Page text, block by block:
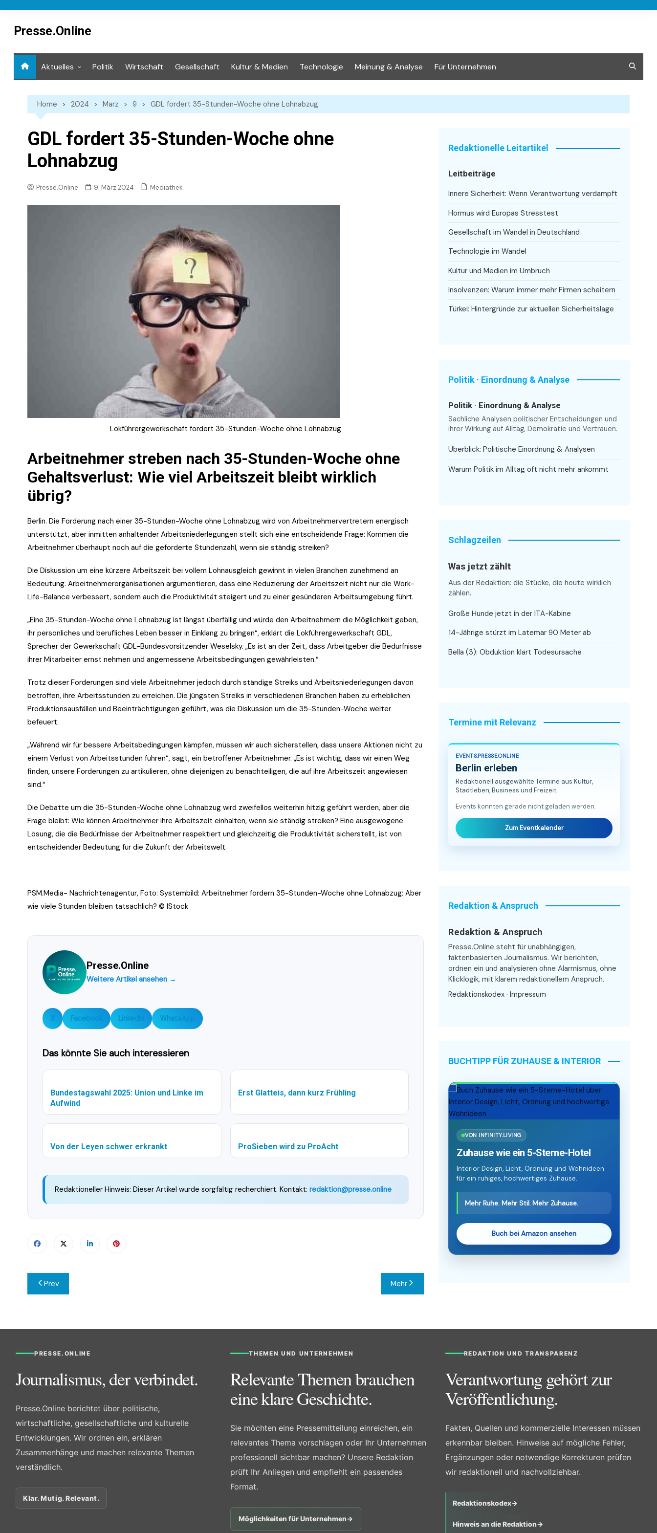
contentPresse.Online
Aktuelles Politik Wirtschaft Gesellschaft Kultur & Medien Technologie Meinung & Analyse Für Unternehmen
Home 2024 März 9 GDL fordert 35-Stunden-Woche ohne Lohnabzug
GDL fordert 35-Stunden-Woche ohne
Lohnabzug
Presse.Online 9. März 2024 Mediathek
Lokführergewerkschaft fordert 35-Stunden-Woche ohne Lohnabzug
Arbeitnehmer streben nach 35-Stunden-Woche ohne
Gehaltsverlust: Wie viel Arbeitszeit bleibt wirklich
übrig?
Berlin. Die Forderung nach einer 35-Stunden-Woche ohne Lohnabzug wird von Arbeitnehmervertretern energisch
unterstützt, aber inmitten anhaltender Arbeitsniederlegungen stellt sich eine entscheidende Frage: Kommen die
Arbeitnehmer überhaupt noch auf die geforderte Stundenzahl, wenn sie ständig streiken?
Die Diskussion um eine kürzere Arbeitszeit bei vollem Lohnausgleich gewinnt in vielen Branchen zunehmend an
Bedeutung. Arbeitnehmerorganisationen argumentieren, dass eine Reduzierung der Arbeitszeit nicht nur die Work-
Life-Balance verbessert, sondern auch die Produktivität steigert und zu einer gesünderen Arbeitsumgebung führt.
„Eine 35-Stunden-Woche ohne Lohnabzug ist längst überfällig und würde den Arbeitnehmern die Möglichkeit geben,
ihr persönliches und berufliches Leben besser in Einklang zu bringen“, erklärt die Lokführergewerkschaft GDL,
Sprecher der Gewerkschaft GDL-Bundesvorsitzender Weselsky. „Es ist an der Zeit, dass Arbeitgeber die Bedürfnisse
ihrer Mitarbeiter ernst nehmen und angemessene Arbeitsbedingungen gewährleisten.“
Trotz dieser Forderungen sind viele Arbeitnehmer jedoch durch ständige Streiks und Arbeitsniederlegungen davon
betroffen, ihre Arbeitsstunden zu erreichen. Die jüngsten Streiks in verschiedenen Branchen haben zu erheblichen
Produktionsausfällen und Beeinträchtigungen geführt, was die Diskussion um die 35-Stunden-Woche weiter
befeuert.
„Während wir für bessere Arbeitsbedingungen kämpfen, müssen wir auch sicherstellen, dass unsere Aktionen nicht zu
einem Verlust von Arbeitsstunden führen“, sagt, ein betroffener Arbeitnehmer. „Es ist wichtig, dass wir einen Weg
finden, unsere Forderungen zu artikulieren, ohne diejenigen zu benachteiligen, die auf ihre Arbeitszeit angewiesen
sind.“
Die Debatte um die 35-Stunden-Woche ohne Lohnabzug wird zweifellos weiterhin hitzig geführt werden, aber die
Frage bleibt: Wie können Arbeitnehmer ihre Arbeitszeit einhalten, wenn sie ständig streiken? Eine ausgewogene
Lösung, die die Bedürfnisse der Arbeitnehmer respektiert und gleichzeitig die Produktivität sicherstellt, ist von
entscheidender Bedeutung für die Zukunft der Arbeitswelt.
PSM.Media- Nachrichtenagentur, Foto: Systembild: Arbeitnehmer fordern 35-Stunden-Woche ohne Lohnabzug: Aber
wie viele Stunden bleiben tatsächlich? © IStock
Presse.Online
Weitere Artikel ansehen →
X Facebook LinkedIn WhatsApp
Das könnte Sie auch interessieren
Bundestagswahl 2025: Union und Linke im
Aufwind
Erst Glatteis, dann kurz Frühling
Von der Leyen schwer erkrankt ProSieben wird zu ProAcht
Redaktioneller Hinweis: Dieser Artikel wurde sorgfältig recherchiert. Kontakt: redaktion@presse.online
Beitragsnavigation
Prev Mehr
Redaktionelle Leitartikel
Leitbeiträge
Innere Sicherheit: Wenn Verantwortung verdampft
Hormus wird Europas Stresstest
Gesellschaft im Wandel in Deutschland
Technologie im Wandel
Kultur und Medien im Umbruch
Insolvenzen: Warum immer mehr Firmen scheitern
Türkei: Hintergründe zur aktuellen Sicherheitslage
Politik · Einordnung & Analyse
Politik · Einordnung & Analyse
Sachliche Analysen politischer Entscheidungen und
ihrer Wirkung auf Alltag, Demokratie und Vertrauen.
Überblick: Politische Einordnung & Analysen
Warum Politik im Alltag oft nicht mehr ankommt
Schlagzeilen
Was jetzt zählt
Aus der Redaktion: die Stücke, die heute wirklich
zählen.
Große Hunde jetzt in der ITA-Kabine
14-Jährige stürzt im Latemar 90 Meter ab
Bella (3): Obduktion klärt Todesursache
Termine mit Relevanz
EVENTS.PRESSE.ONLINE
Berlin erleben
Redaktionell ausgewählte Termine aus Kultur,
Stadtleben, Business und Freizeit.
Events konnten gerade nicht geladen werden.
Zum Eventkalender
Redaktion & Anspruch
Redaktion & Anspruch
Presse.Online steht für unabhängigen,
faktenbasierten Journalismus. Wir berichten,
ordnen ein und analysieren ohne Alarmismus, ohne
Klicklogik, mit klarem redaktionellem Anspruch.
Redaktionskodex · Impressum
BUCHTIPP FÜR ZUHAUSE & INTERIOR
VON INFINITY.LIVING
Zuhause wie ein 5-Sterne-Hotel
Interior Design, Licht, Ordnung und Wohnideen
für ein ruhiges, hochwertiges Zuhause.
Mehr Ruhe. Mehr Stil. Mehr Zuhause.
Buch bei Amazon ansehen
PRESSE.ONLINE
Journalismus, der verbindet.
Presse.Online berichtet über politische,
wirtschaftliche, gesellschaftliche und kulturelle
Entwicklungen. Wir ordnen ein, erklären
Zusammenhänge und machen relevante Themen
verständlich.
Klar. Mutig. Relevant.
THEMEN UND UNTERNEHMEN
Relevante Themen brauchen
eine klare Geschichte.
Sie möchten eine Pressemitteilung einreichen, ein
relevantes Thema vorschlagen oder Ihr Unternehmen
professionell sichtbar machen? Unsere Redaktion
prüft Ihr Anliegen und empfiehlt ein passendes
Format.
Möglichkeiten für Unternehmen→
REDAKTION UND TRANSPARENZ
Verantwortung gehört zur
Veröffentlichung.
Fakten, Quellen und kommerzielle Interessen müssen
erkennbar bleiben. Hinweise auf mögliche Fehler,
Ergänzungen oder notwendige Korrekturen prüfen
wir redaktionell und nachvollziehbar.
Redaktionskodex→
Hinweis an die Redaktion→